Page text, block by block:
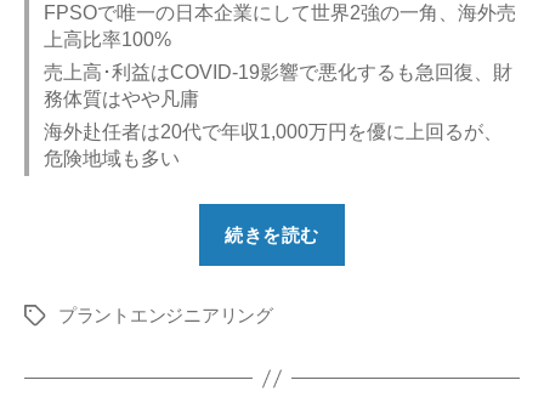
FPSOで唯一の日本企業にして世界2強の一角、海外売
上高比率100%
売上高･利益はCOVID-19影響で悪化するも急回復、財
務体質はやや凡庸
海外赴任者は20代で年収1,000万円を優に上回るが、
危険地域も多い
続きを読む
海
タ
プラントエンジニアリング